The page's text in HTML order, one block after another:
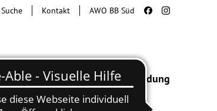
Beratung & HilfeBegegnung Bildung
Suche Kontakt AWO BB Süd